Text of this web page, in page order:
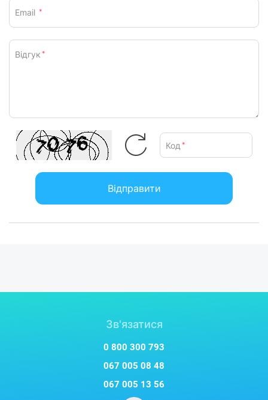
Email *
Відгук *
Код *
Відправити
Зв'язатися
0 800 300 793
067 005 08 48
067 005 13 56